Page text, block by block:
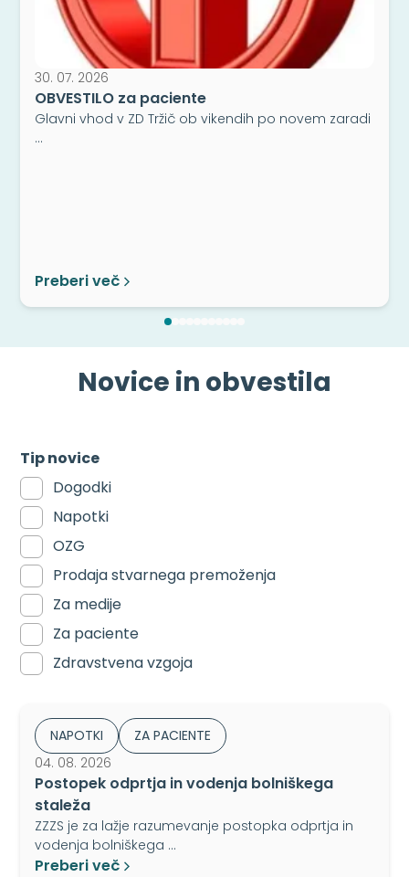
30. 07. 2026
OBVESTILO za paciente
Glavni vhod v ZD Tržič ob vikendih po novem zaradi
…
Preberi več
Novice in obvestila
Tip novice
Dogodki
Napotki
OZG
Prodaja stvarnega premoženja
Za medije
Za paciente
Zdravstvena vzgoja
NAPOTKI
ZA PACIENTE
04. 08. 2026
Postopek odprtja in vodenja bolniškega
staleža
ZZZS je za lažje razumevanje postopka odprtja in
vodenja bolniškega …
Preberi več